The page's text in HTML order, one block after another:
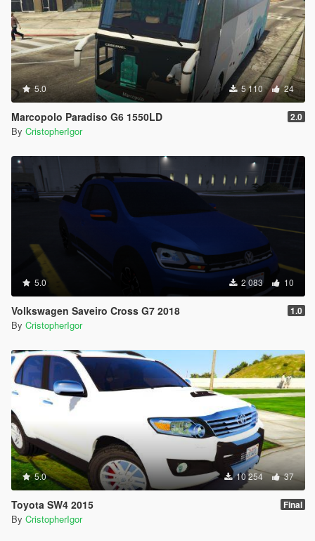
5.0 5 110 24
Marcopolo Paradiso G6 1550LD 2.0
By CristopherIgor
5.0 2 083 10
Volkswagen Saveiro Cross G7 2018 1.0
By CristopherIgor
5.0 10 254 37
Toyota SW4 2015 Final
By CristopherIgor